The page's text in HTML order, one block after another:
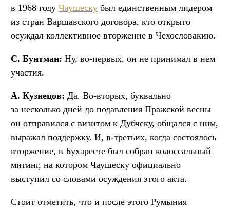
в 1968 году Чаушеску был единственным лидером
из стран Варшавского договора, кто открыто
осуждал коллективное вторжение в Чехословакию.
С. Бунтман: Ну, во-первых, он не принимал в нем
участия.
А. Кузнецов: Да. Во-вторых, буквально
за несколько дней до подавления Пражской весны
он отправился с визитом к Дубчеку, общался с ним,
выражал поддержку. И, в-третьих, когда состоялось
вторжение, в Бухаресте был собран колоссальный
митинг, на котором Чаушеску официально
выступил со словами осуждения этого акта.
Стоит отметить, что и после этого Румыния